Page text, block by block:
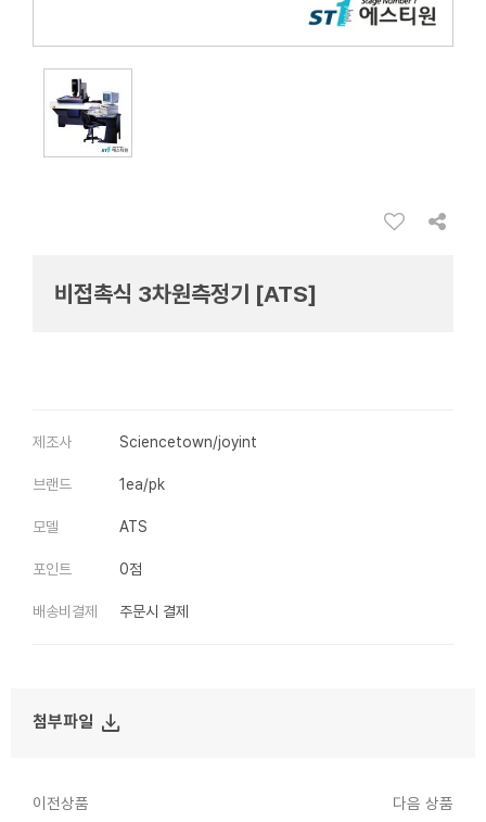
비접촉식 3차원측정기 [ATS]
제조사 Sciencetown/joyint
브랜드 1ea/pk
모델 ATS
포인트 0점
배송비결제 주문시 결제
첨부파일 file_download
이전상품 다음 상품